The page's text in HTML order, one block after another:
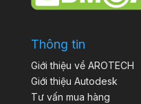
Thông tin
Giới thiệu về AROTECH
Giới thiệu Autodesk
Tư vấn mua hàng